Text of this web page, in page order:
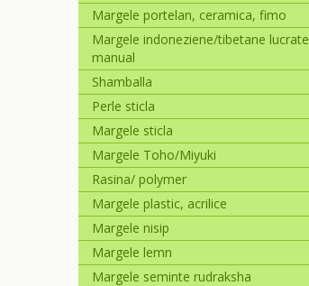
Margele portelan, ceramica, fimo
Margele indoneziene/tibetane lucrate
manual
Shamballa
Perle sticla
Margele sticla
Margele Toho/Miyuki
Rasina/ polymer
Margele plastic, acrilice
Margele nisip
Margele lemn
Margele seminte rudraksha